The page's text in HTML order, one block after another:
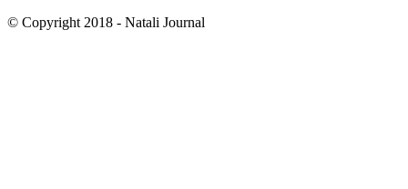
© Copyright 2018 - Natali Journal